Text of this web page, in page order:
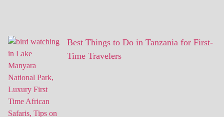
Best Things to Do in Tanzania for First-
Time Travelers